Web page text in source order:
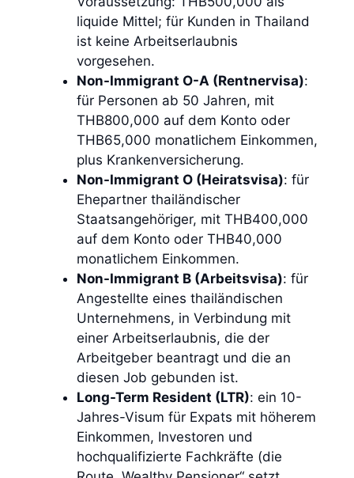
liquide Mittel; für Kunden in Thailand
ist keine Arbeitserlaubnis
vorgesehen.
Non-Immigrant O-A (Rentnervisa):
für Personen ab 50 Jahren, mit
THB800,000 auf dem Konto oder
THB65,000 monatlichem Einkommen,
plus Krankenversicherung.
Non-Immigrant O (Heiratsvisa): für
Ehepartner thailändischer
Staatsangehöriger, mit THB400,000
auf dem Konto oder THB40,000
monatlichem Einkommen.
Non-Immigrant B (Arbeitsvisa): für
Angestellte eines thailändischen
Unternehmens, in Verbindung mit
einer Arbeitserlaubnis, die der
Arbeitgeber beantragt und die an
diesen Job gebunden ist.
Long-Term Resident (LTR): ein 10-
Jahres-Visum für Expats mit höherem
Einkommen, Investoren und
hochqualifizierte Fachkräfte (die